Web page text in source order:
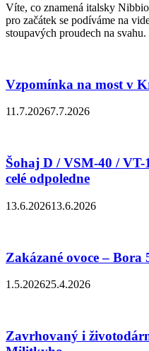
Víte, co znamená italsky
pro začátek se podíváme na
stoupavých proudech na
Vzpomínka na most v
11.7.20267.7.2026
Šohaj D / VSM-40 / VT-
celé odpoledne
13.6.202613.6.2026
Zakázané ovoce –
1.5.202625.4.2026
Zavrhovaný i